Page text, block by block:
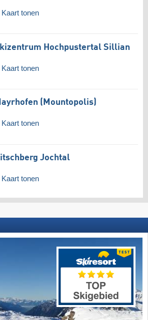
tonen
Hochpustertal Sillian
tonen
(Mountopolis)
tonen
Jochtal
tonen